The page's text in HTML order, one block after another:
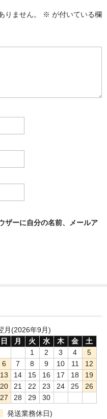
りません。
※ が付いている欄
ザーに自分の名前、メールア
月(2026年9月)
日
月 火 水 木 金
土
1
2 3 4
5
6
7 8 9 10 11
12
13
14 15 16 17 18
19
20
21 22 23 24 25
26
27
28 29
30
発送業務休日)